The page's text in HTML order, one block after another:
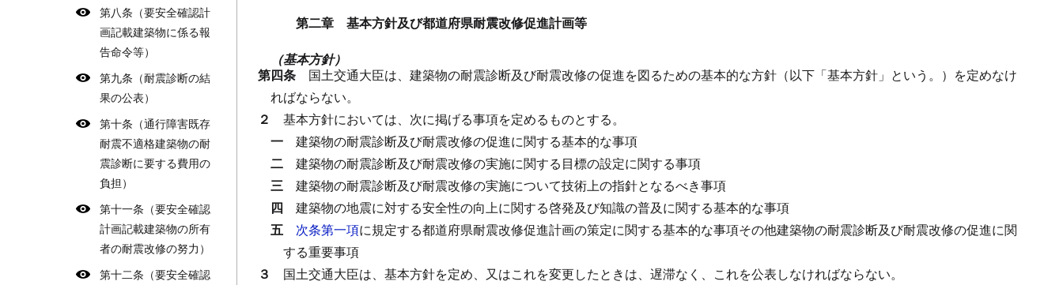
第八条（要安全確認計
画記載建築物に係る報
告命令等）
第九条（耐震診断の結
果の公表）
第十条（通行障害既存
耐震不適格建築物の耐
震診断に要する費用の
負担）
第十一条（要安全確認
計画記載建築物の所有
者の耐震改修の努力）
第十二条（要安全確認
第二章 基本方針及び都道府県耐震改修促進計画等
（基本方針）
第四条 国土交通大臣は、建築物の耐震診断及び耐震改修の促進を図るための基本的な方針（以下「基本方針」という。）を定めなけ
ればならない。
２ 基本方針においては、次に掲げる事項を定めるものとする。
一 建築物の耐震診断及び耐震改修の促進に関する基本的な事項
二 建築物の耐震診断及び耐震改修の実施に関する目標の設定に関する事項
三 建築物の耐震診断及び耐震改修の実施について技術上の指針となるべき事項
四 建築物の地震に対する安全性の向上に関する啓発及び知識の普及に関する基本的な事項
五 次条第一項に規定する都道府県耐震改修促進計画の策定に関する基本的な事項その他建築物の耐震診断及び耐震改修の促進に関
する重要事項
３ 国土交通大臣は、基本方針を定め、又はこれを変更したときは、遅滞なく、これを公表しなければならない。